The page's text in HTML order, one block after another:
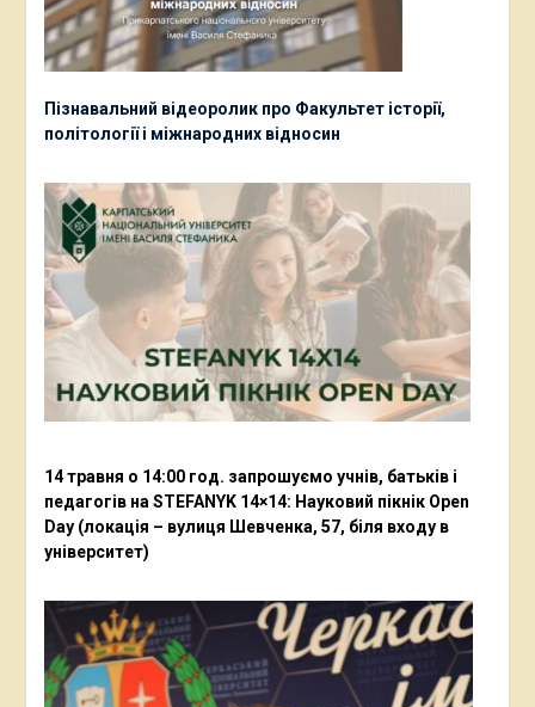
Пізнавальний відеоролик про Факультет історії,
політології і міжнародних відносин
14 травня о 14:00 год. запрошуємо учнів, батьків і
педагогів на STEFANYK 14×14: Науковий пікнік Open
Day (локація – вулиця Шевченка, 57, біля входу в
університет)